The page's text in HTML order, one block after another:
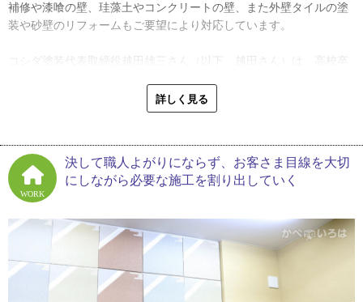
補修や漆喰の壁、珪藻土やコンクリートの壁、また外壁タイルの塗
装や砂壁のリフォームもご要望により対応しています。
コシダ塗装代表取締役越田雄三さん（以下、越田さん）は、高校卒
に入れており、２００４年に決意を固め開業しました。
足いく仕事がなかなかできませんでした」
今後は、自分の裁量で仕事が進められる元請けの仕事を増やしてい
きたいそう。ヒアリングをしっかり行った上でお客さまの立場から
見た施工プランを提案し、満足度が高まるようはたらきかけていく
とのことです。
詳しく見る
WORK
決して職人よがりにならず、お客さま目線を大切
にしながら必要な施工を割り出していく